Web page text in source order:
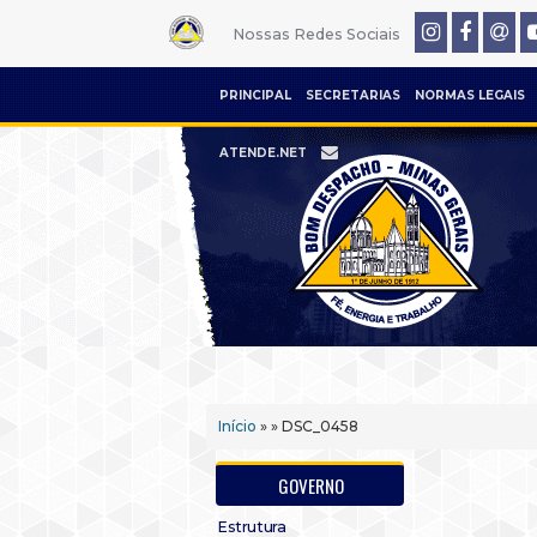
Nossas Redes Sociais
PRINCIPAL SECRETARIAS NORMAS LEGAIS
ATENDE.NET
Início » » DSC_0458
GOVERNO
Estrutura